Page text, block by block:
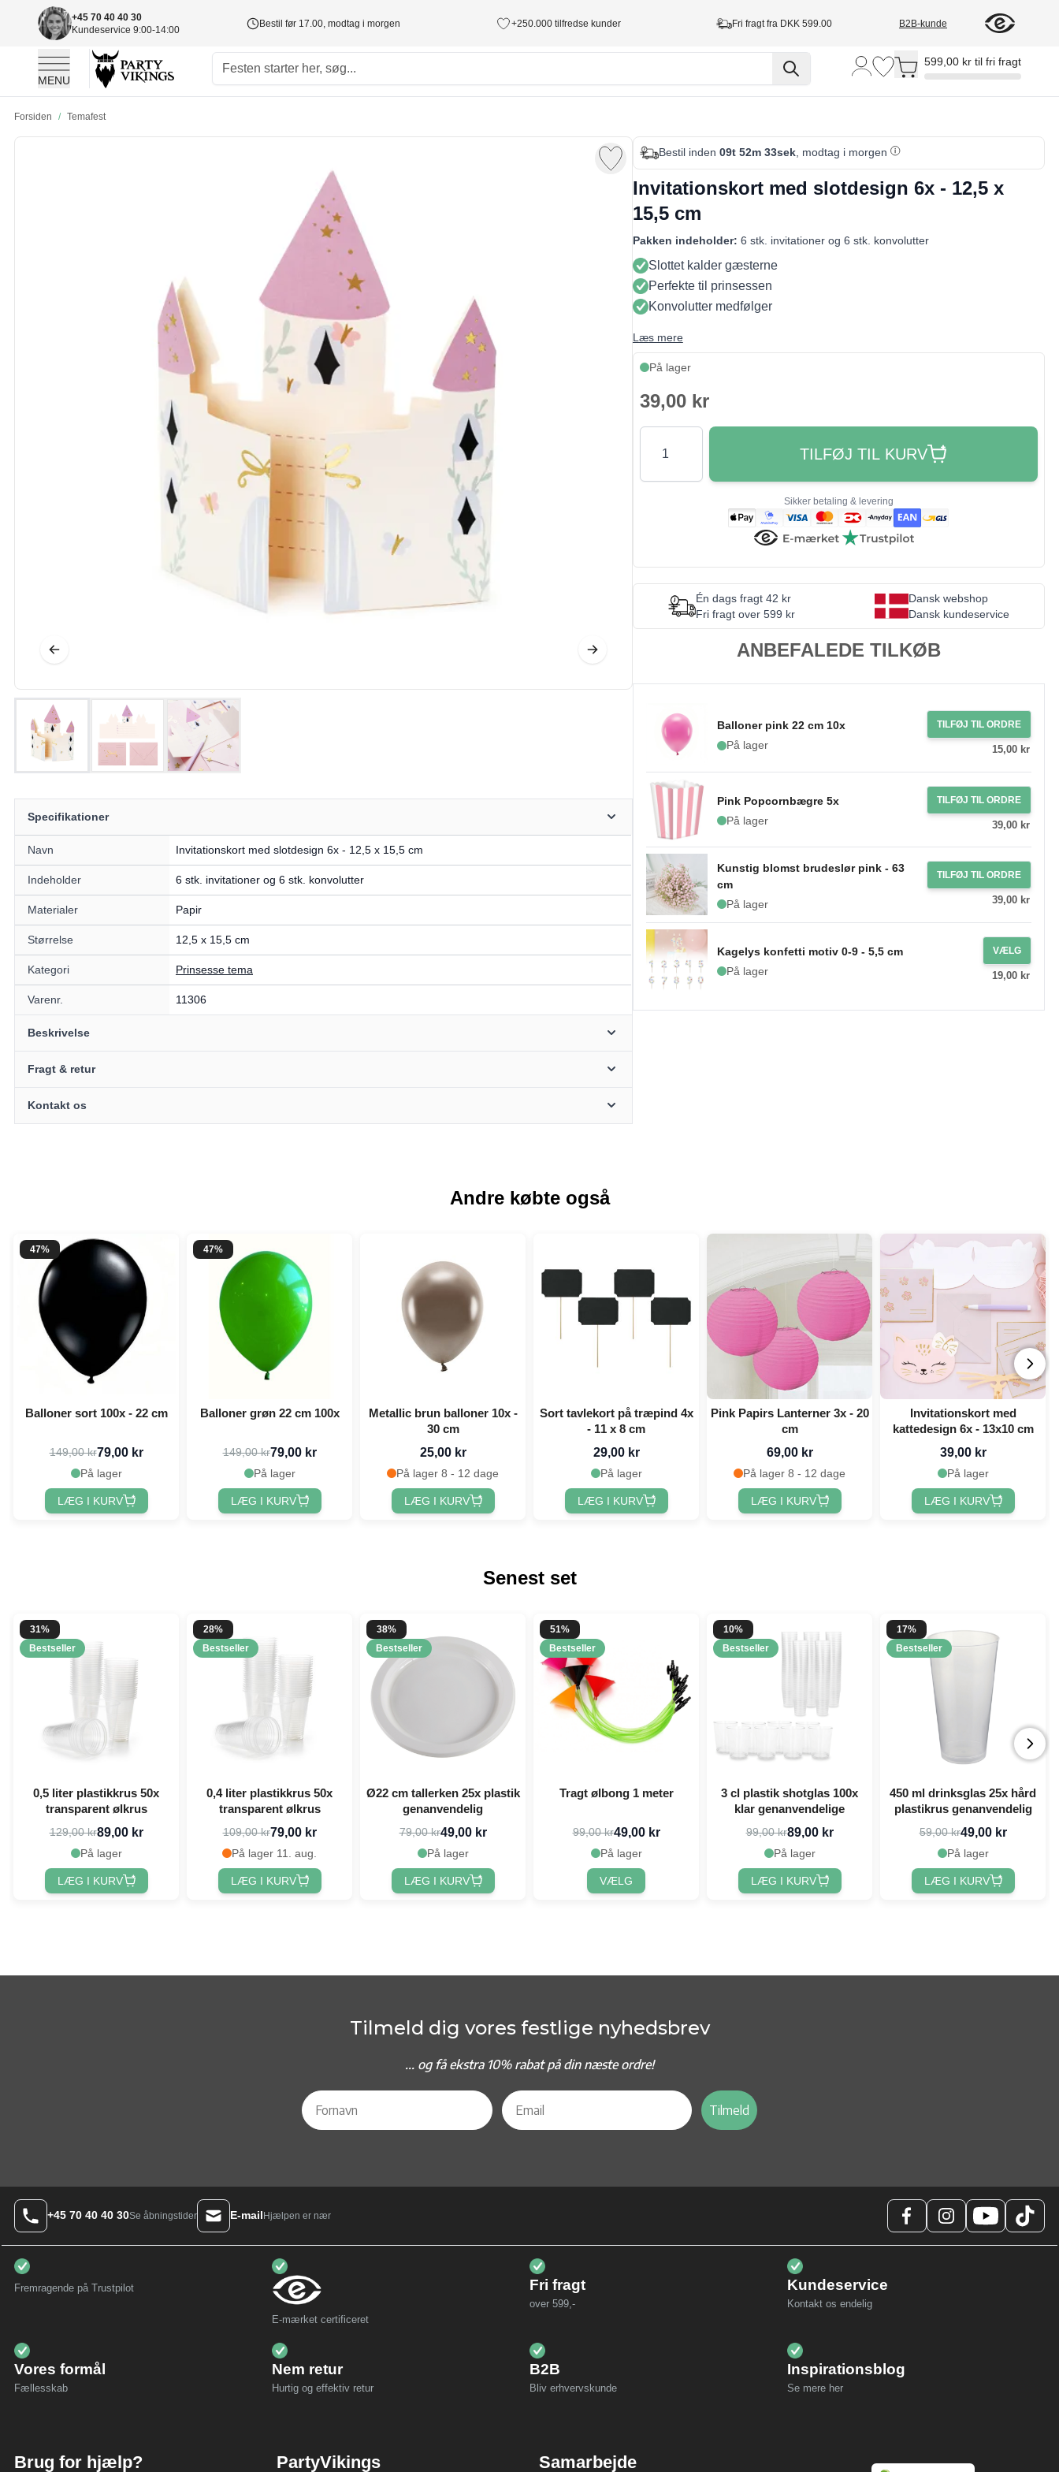
+45 70 40 40 30
Kundeservice 9:00-14:00
Bestil før 17.00, modtag i morgen +250.000 tilfredse kunder Fri fragt fra DKK 599.00 B2B-kunde
MENU
Toggle minicart, Cart is empty
599,00 kr til fri fragt
Forsiden / Temafest
Specifikationer
Navn Invitationskort med slotdesign 6x - 12,5 x 15,5 cm
Indeholder 6 stk. invitationer og 6 stk. konvolutter
Materialer Papir
Størrelse 12,5 x 15,5 cm
Kategori Prinsesse tema
Varenr. 11306
Beskrivelse
Fragt & retur
Kontakt os
Bestil inden 09t 52m 32sek, modtag i morgen
Invitationskort med slotdesign 6x - 12,5 x
15,5 cm
Pakken indeholder: 6 stk. invitationer og 6 stk. konvolutter
Slottet kalder gæsterne
Perfekte til prinsessen
Konvolutter medfølger
Læs mere
På lager
39,00 kr
Antal
TILFØJ TIL KURV
Sikker betaling & levering
Én dags fragt 42 kr
Fri fragt over 599 kr
Dansk webshop
Dansk kundeservice
ANBEFALEDE TILKØB
Balloner pink 22 cm 10x
På lager
TILFØJ TIL ORDRE
15,00 kr
Pink Popcornbægre 5x
På lager
TILFØJ TIL ORDRE
39,00 kr
Kunstig blomst brudeslør pink - 63
cm
På lager
TILFØJ TIL ORDRE
39,00 kr
Kagelys konfetti motiv 0-9 - 5,5 cm
På lager
VÆLG
19,00 kr
Andre købte også
47%
Balloner sort 100x - 22 cm
149,00 kr79,00 kr
På lager
LÆG I KURV
47%
Balloner grøn 22 cm 100x
149,00 kr79,00 kr
På lager
LÆG I KURV
Metallic brun balloner 10x -
30 cm
25,00 kr
På lager 8 - 12 dage
LÆG I KURV
Sort tavlekort på træpind 4x
- 11 x 8 cm
29,00 kr
På lager
LÆG I KURV
Pink Papirs Lanterner 3x - 20
cm
69,00 kr
På lager 8 - 12 dage
LÆG I KURV
Invitationskort med
kattedesign 6x - 13x10 cm
39,00 kr
På lager
LÆG I KURV
Senest set
31%
Bestseller
0,5 liter plastikkrus 50x
transparent ølkrus
129,00 kr89,00 kr
På lager
LÆG I KURV
28%
Bestseller
0,4 liter plastikkrus 50x
transparent ølkrus
109,00 kr79,00 kr
På lager 11. aug.
LÆG I KURV
38%
Bestseller
Ø22 cm tallerken 25x plastik
genanvendelig
79,00 kr49,00 kr
På lager
LÆG I KURV
51%
Bestseller
Tragt ølbong 1 meter
99,00 kr49,00 kr
På lager
VÆLG
10%
Bestseller
3 cl plastik shotglas 100x
klar genanvendelige
99,00 kr89,00 kr
På lager
LÆG I KURV
17%
Bestseller
450 ml drinksglas 25x hård
plastikrus genanvendelig
59,00 kr49,00 kr
På lager
LÆG I KURV
Tilmeld dig vores festlige nyhedsbrev
... og få ekstra 10% rabat på din næste ordre!
Tilmeld
+45 70 40 40 30Se åbningstider E-mailHjælpen er nær
Fremragende på Trustpilot
E-mærket certificeret
Fri fragt
over 599,-
Kundeservice
Kontakt os endelig
Vores formål
Fællesskab
Nem retur
Hurtig og effektiv retur
B2B
Bliv erhvervskunde
Inspirationsblog
Se mere her
Brug for hjælp? PartyVikings Samarbejde